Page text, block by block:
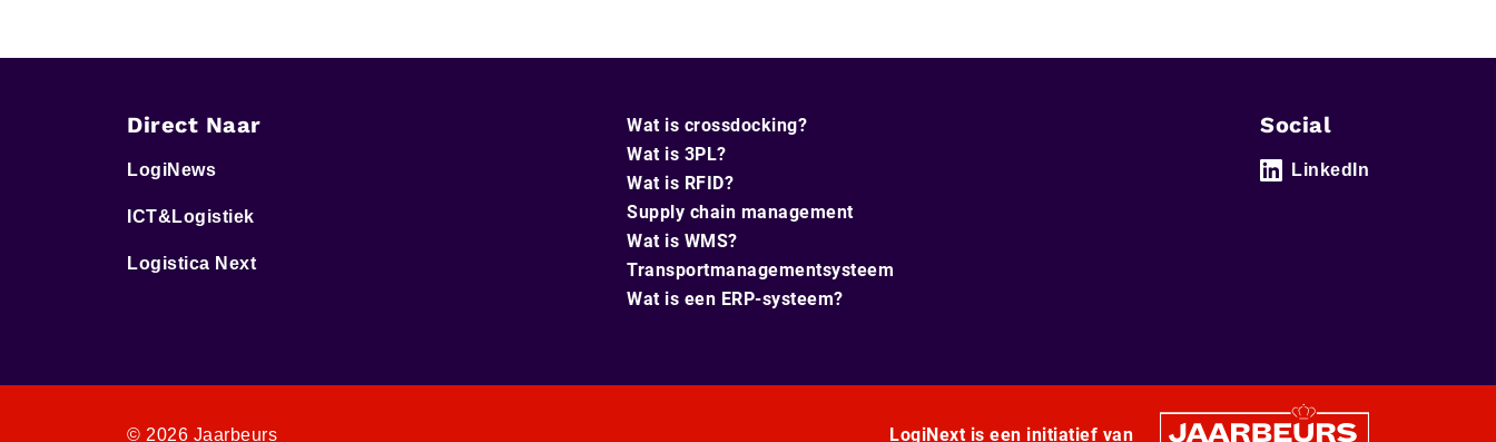
Direct Naar
LogiNews
ICT&Logistiek
Logistica Next
Wat is crossdocking?
Wat is 3PL?
Wat is RFID?
Supply chain management
Wat is WMS?
Transportmanagementsysteem
Wat is een ERP-systeem?
Social
LinkedIn
© 2026 Jaarbeurs LogiNext is een initiatief van